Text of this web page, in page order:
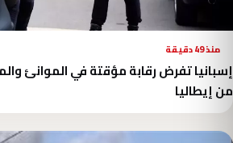
منذ 49 دقيقة
إسبانيا تفرض رقابة مؤقتة في الموانئ
من إيطاليا